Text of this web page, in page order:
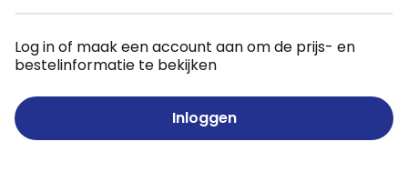
Log in of maak een account aan om de prijs- en
bestelinformatie te bekijken
Inloggen